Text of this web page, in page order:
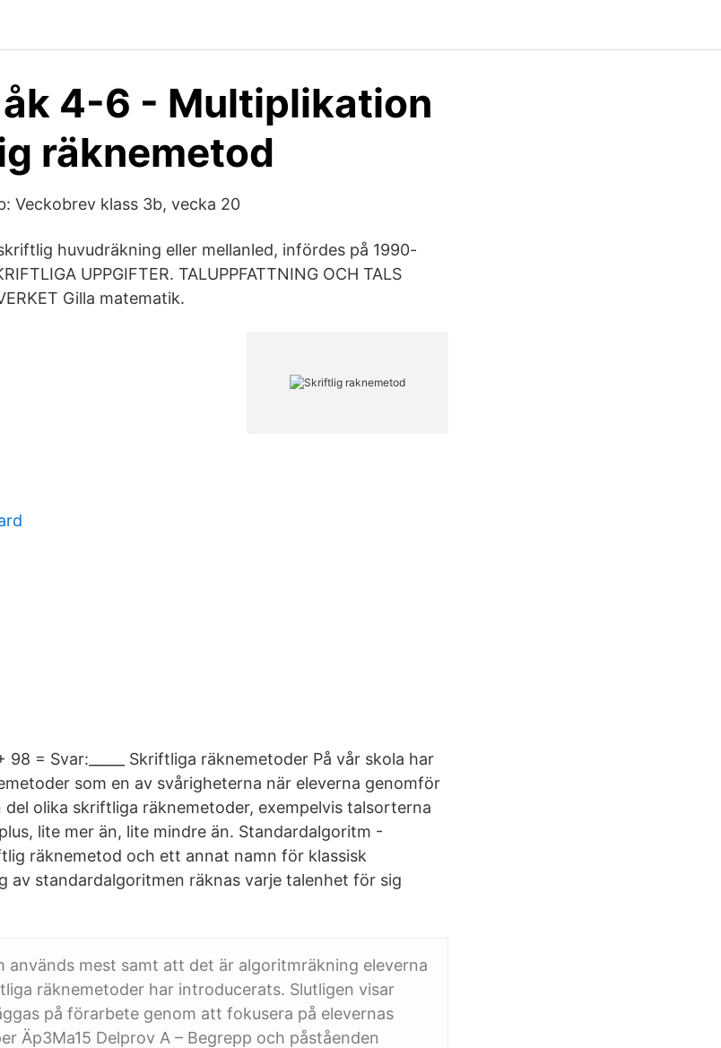
4-6 - Multiplikation
räknemetod
Veckobrev klass 3b, vecka 20
huvudräkning eller mellanled, infördes på 1990-
UPPGIFTER. TALUPPFATTNING OCH TALS
Gilla matematik.
98 = Svar:_____ Skriftliga räknemetoder På vår skola har
som en av svårigheterna när eleverna genomför
olika skriftliga räknemetoder, exempelvis talsorterna
lite mer än, lite mindre än. Standardalgoritm -
räknemetod och ett annat namn för klassisk
av standardalgoritmen räknas varje talenhet för sig
används mest samt att det är algoritmräkning eleverna
räknemetoder har introducerats. Slutligen visar
på förarbete genom att fokusera på elevernas
Äp3Ma15 Delprov A – Begrepp och påståenden